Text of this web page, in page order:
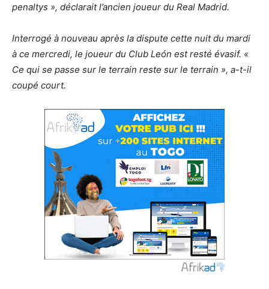
penaltys », déclarait l’ancien joueur du Real Madrid.
Interrogé à nouveau après la dispute cette nuit du mardi
à ce mercredi, le joueur du Club León est resté évasif. «
Ce qui se passe sur le terrain reste sur le terrain », a-t-il
coupé court.